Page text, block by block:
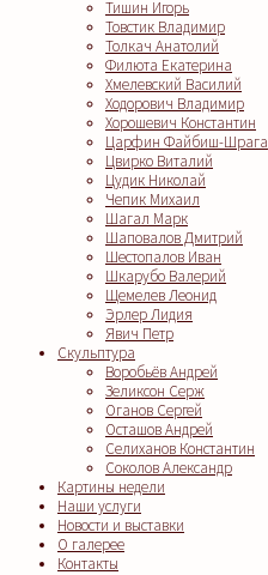
Тишин Игорь
Товстик Владимир
Толкач Анатолий
Филюта Екатерина
Хмелевский Василий
Ходорович Владимир
Хорошевич Константин
Царфин Файбиш-Шрага
Цвирко Виталий
Цудик Николай
Чепик Михаил
Шагал Марк
Шаповалов Дмитрий
Шестопалов Иван
Шкарубо Валерий
Щемелев Леонид
Эрлер Лидия
Явич Петр
Скульптура
Воробьёв Андрей
Зеликсон Серж
Оганов Сергей
Осташов Андрей
Селиханов Константин
Соколов Александр
Картины недели
Наши услуги
Новости и выставки
О галерее
Контакты